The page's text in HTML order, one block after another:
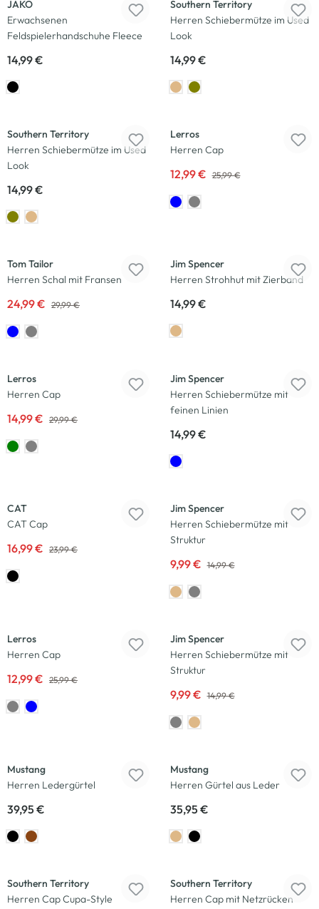
JAKO
Erwachsenen
Feldspielerhandschuhe Fleece
14,99 €
Southern Territory
Herren Schiebermütze im Used
Look
14,99 €
Southern Territory
Herren Schiebermütze im Used
Look
14,99 €
Lerros
Herren Cap
12,99 € 25,99 €
Tom Tailor
Herren Schal mit Fransen
24,99 € 29,99 €
Jim Spencer
Herren Strohhut mit Zierband
14,99 €
Lerros
Herren Cap
14,99 € 29,99 €
Jim Spencer
Herren Schiebermütze mit
feinen Linien
14,99 €
CAT
CAT Cap
16,99 € 23,99 €
Jim Spencer
Herren Schiebermütze mit
Struktur
9,99 € 14,99 €
Lerros
Herren Cap
12,99 € 25,99 €
Jim Spencer
Herren Schiebermütze mit
Struktur
9,99 € 14,99 €
Mustang
Herren Ledergürtel
39,95 €
Mustang
Herren Gürtel aus Leder
35,95 €
Southern Territory
Herren Cap Cupa-Style
Southern Territory
Herren Cap mit Netzrücken